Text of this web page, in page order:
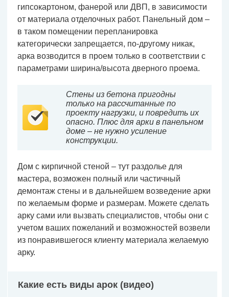
гипсокартоном, фанерой или ДВП, в зависимости
от материала отделочных работ. Панельный дом –
в таком помещении перепланировка
категорически запрещается, по-другому никак,
арка возводится в проем только в соответствии с
параметрами ширина/высота дверного проема.
Стены из бетона пригодны
только на рассчитанные по
проекту нагрузки, и повредить их
опасно. Плюс для арки в панельном
доме – не нужно усиление
конструкции.
Дом с кирпичной стеной – тут раздолье для
мастера, возможен полный или частичный
демонтаж стены и в дальнейшем возведение арки
по желаемым форме и размерам. Можете сделать
арку сами или вызвать специалистов, чтобы они с
учетом ваших пожеланий и возможностей возвели
из понравившегося клиенту материала желаемую
арку.
Какие есть виды арок (видео)